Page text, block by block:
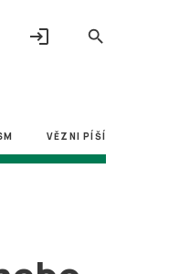
search
login
VĚZNI PÍŠÍ